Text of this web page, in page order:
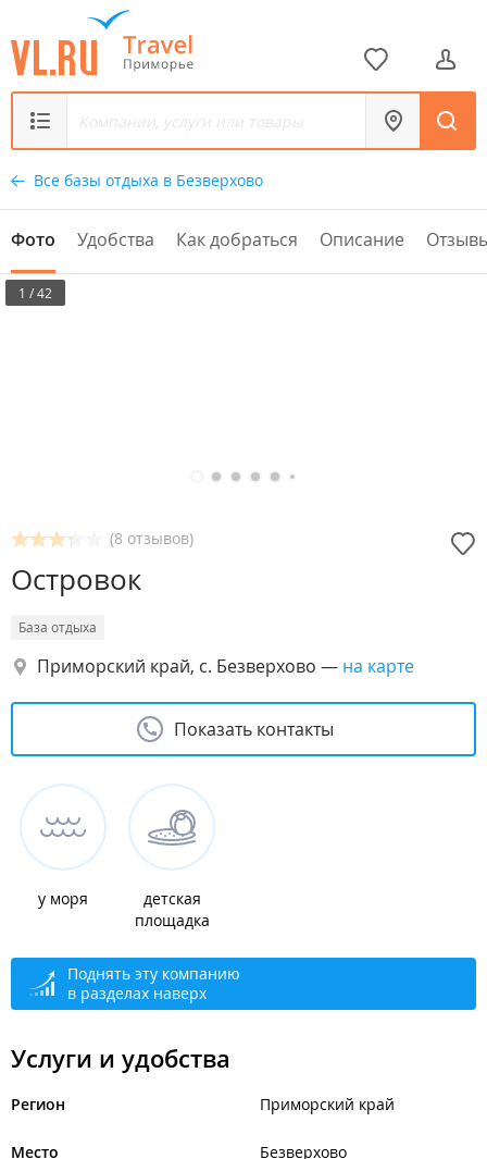
Все базы отдыха в Безверхово
Фото Удобства Как добраться Описание
1 / 42
(8 отзывов)
Островок
База отдыха
Приморский край, с. Безверхово — на карте
Показать контакты
у моря
детская
площадка
Поднять эту компанию
в разделах наверх
Услуги и удобства
Регион Приморский край
Место Безверхово